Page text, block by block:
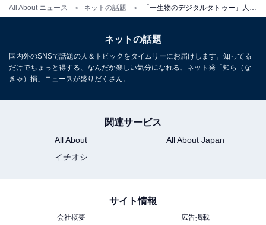
All About ニュース ネットの話題
ネットの話題
国内外のSNSで話題の人＆トピックをタイムリーにお届けします。知ってる
だけでちょっと得する、なんだか楽しい気分になれる、ネット発「知ら（な
きゃ）損」ニュースが盛りだくさん。
関連サービス
All About
All About Japan
イチオシ
サイト情報
会社概要
広告掲載